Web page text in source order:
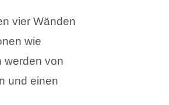
vier Wänden
wie
werden von
und einen